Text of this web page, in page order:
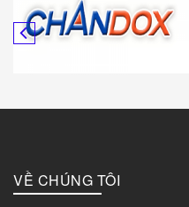
Canada
Đài Loan
VỀ CHÚNG TÔI